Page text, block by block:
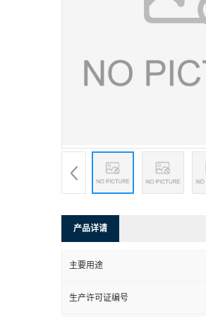
产品详请
主要用途
生产许可证编号